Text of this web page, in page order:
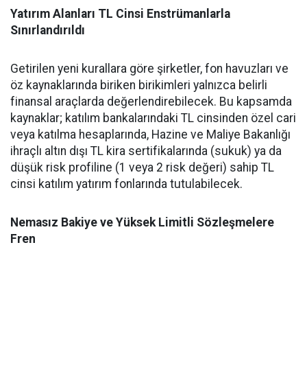
Yatırım Alanları TL Cinsi Enstrümanlarla
Sınırlandırıldı
Getirilen yeni kurallara göre şirketler, fon havuzları ve
öz kaynaklarında biriken birikimleri yalnızca belirli
finansal araçlarda değerlendirebilecek. Bu kapsamda
kaynaklar; katılım bankalarındaki TL cinsinden özel cari
veya katılma hesaplarında, Hazine ve Maliye Bakanlığı
ihraçlı altın dışı TL kira sertifikalarında (sukuk) ya da
düşük risk profiline (1 veya 2 risk değeri) sahip TL
cinsi katılım yatırım fonlarında tutulabilecek.
Nemasız Bakiye ve Yüksek Limitli Sözleşmelere
Fren